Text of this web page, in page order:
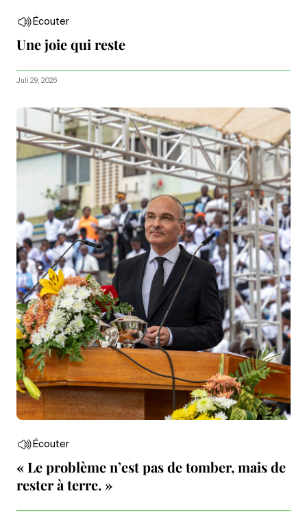
Écouter
Une joie qui reste
Juli 29, 2026
Écouter
« Le problème n’est pas de tomber, mais de
rester à terre. »